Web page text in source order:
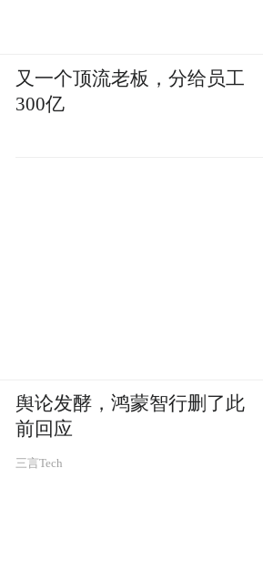
又一个顶流老板，分给员工
300亿
舆论发酵，鸿蒙智行删了此
前回应
三言Tech